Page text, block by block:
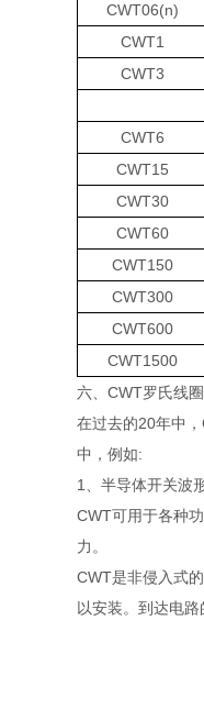
CWT06(n)
CWT1
CWT3
CWT6
CWT15
CWT30
CWT60
CWT150
CWT300
CWT600
CWT1500
六、CWT罗氏线
在过去的20年中
中，例如:
1、半导体开关波
CWT可用于各种
力。
CWT是非侵入式
以安装。到达电